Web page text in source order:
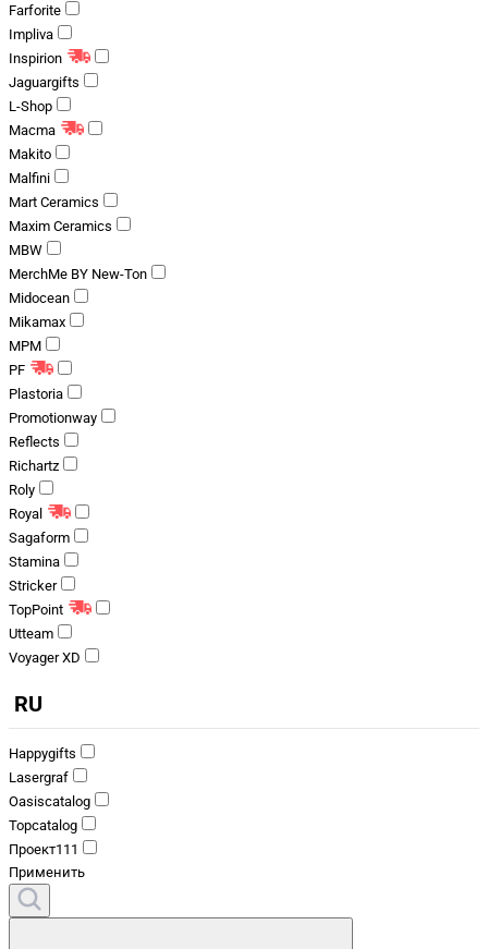
Farforite
Impliva
Inspirion
Jaguargifts
L-Shop
Macma
Makito
Malfini
Mart Ceramics
Maxim Ceramics
MBW
MerchMe BY New-Ton
Midocean
Mikamax
MPM
PF
Plastoria
Promotionway
Reflects
Richartz
Roly
Royal
Sagaform
Stamina
Stricker
TopPoint
Utteam
Voyager XD
RU
Happygifts
Lasergraf
Oasiscatalog
Topcatalog
Проект111
Применить